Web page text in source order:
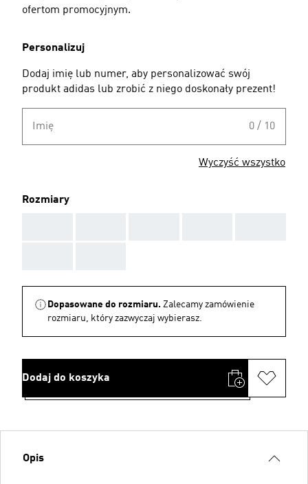
ofertom promocyjnym.
Personalizuj
Dodaj imię lub numer, aby personalizować swój
produkt adidas lub zrobić z niego doskonały prezent!
Imię 0 / 10
Wyczyść wszystko
Rozmiary
Dopasowane do rozmiaru. Zalecamy zamówienie
rozmiaru, który zazwyczaj wybierasz.
Dodaj do koszyka
Opis